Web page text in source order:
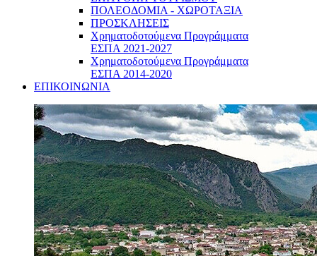
ΠΟΛΕΟΔΟΜΙΑ - ΧΩΡΟΤΑΞΙΑ
ΠΡΟΣΚΛΗΣΕΙΣ
Χρηματοδοτούμενα Προγράμματα
ΕΣΠΑ 2021-2027
Χρηματοδοτούμενα Προγράμματα
ΕΣΠΑ 2014-2020
ΕΠΙΚΟΙΝΩΝΙΑ